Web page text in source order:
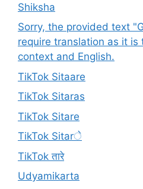
Shiksha
Sorry, the provided text
require translation as it is
context and English.
TikTok Sitaare
TikTok Sitaras
TikTok Sitare
TikTok Sitarे
TikTok तारे
Udyamikarta